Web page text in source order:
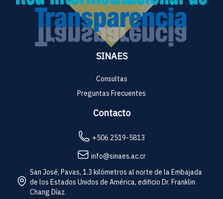
SINAES
Consultas
Preguntas Frecuentes
Contacto
+506 2519-5813
info@sinaes.ac.cr
San José, Pavas, 1.3 kilómetros al norte de la Embajada
de los Estados Unidos de América, edificio Dr. Franklin
Chang Díaz.